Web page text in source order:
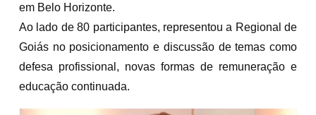
em Belo Horizonte.
Ao lado de 80 participantes, representou a Regional de
Goiás no posicionamento e discussão de temas como
defesa profissional, novas formas de remuneração e
educação continuada.